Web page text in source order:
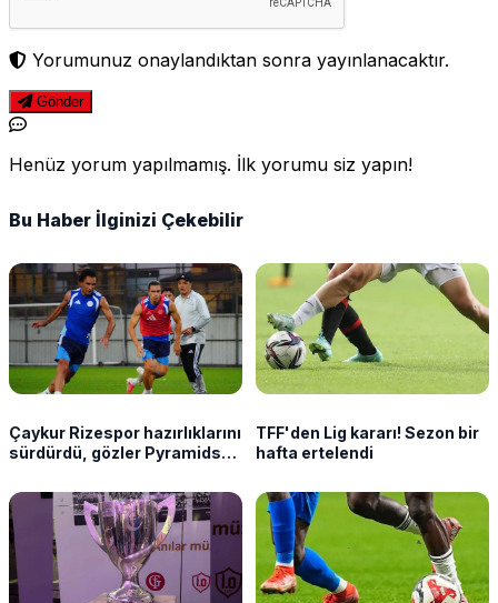
Yorumunuz onaylandıktan sonra yayınlanacaktır.
Gönder
Henüz yorum yapılmamış. İlk yorumu siz yapın!
Bu Haber İlginizi Çekebilir
Çaykur Rizespor hazırlıklarını
sürdürdü, gözler Pyramids
TFF'den Lig kararı! Sezon bir
hafta ertelendi